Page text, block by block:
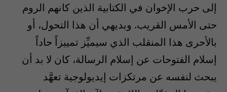
إلى حرب الإخوان في الكتابية الذين كانهم الروم
حتى الأمس القريب. وبديهي أن هذا التحول، أو
بالأحرى هذا المنقلب الذي سيميِّز تمييزاً حاداً
إسلام الفتوحات عن إسلام الرسالة، كان لا بد أن
يبحث لنفسه عن مرتكزات إيديولوجية تعهَّد